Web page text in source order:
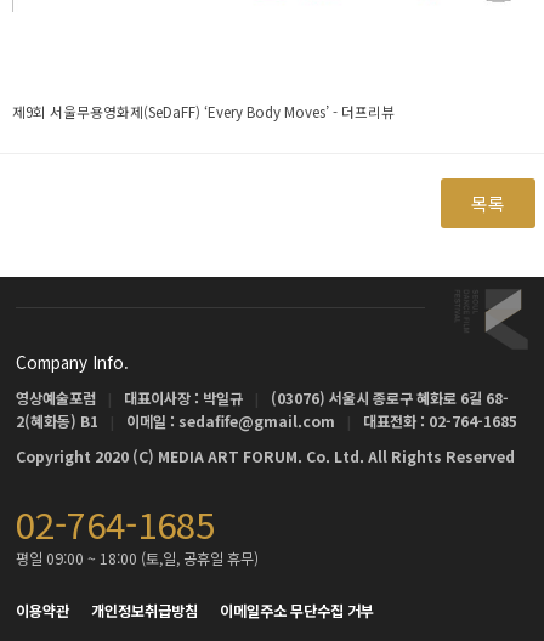
제9회 서울무용영화제(SeDaFF) ‘Every Body Moves’ - 더프리뷰
목록
Company Info.
영상예술포럼 대표이사장 : 박일규
(03076) 서울시 종로구 혜화로 6길 68-
2(혜화동) B1
이메일 : sedafife@gmail.com
대표전화 : 02-764-1685
Copyright 2020 (C) MEDIA ART FORUM. Co. Ltd. All Rights Reserved
02-764-1685
평일 09:00 ~ 18:00 (토,일, 공휴일 휴무)
이용약관 개인정보취급방침 이메일주소 무단수집 거부